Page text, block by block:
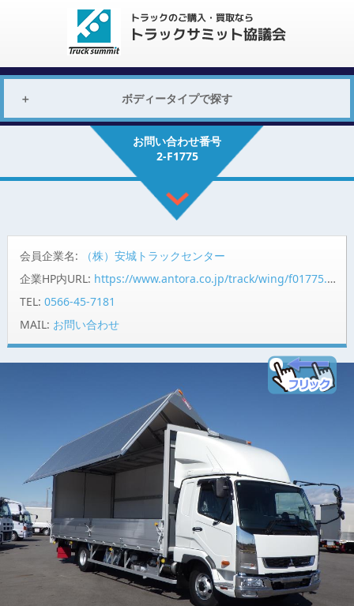
ボディータイプで探す
お問い合わせ番号
2-F1775
会員企業名:
（株）安城トラックセンター
企業HP内URL: https://www.antora.co.jp/track/wing/f01775.html
TEL: 0566-45-7181
MAIL: お問い合わせ